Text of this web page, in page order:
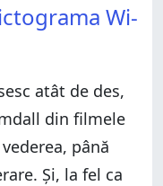
Wi-
atât de des,
din filmele
până
Și, la fel ca